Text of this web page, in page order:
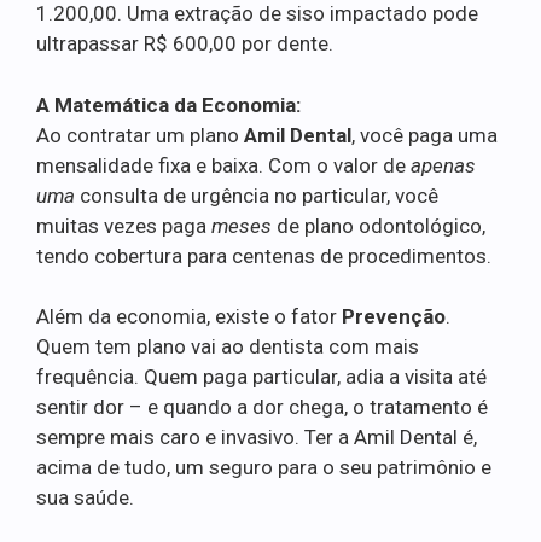
1.200,00. Uma extração de siso impactado pode
ultrapassar R$ 600,00 por dente.
A Matemática da Economia:
Ao contratar um plano Amil Dental, você paga uma
mensalidade fixa e baixa. Com o valor de apenas
uma consulta de urgência no particular, você
muitas vezes paga meses de plano odontológico,
tendo cobertura para centenas de procedimentos.
Além da economia, existe o fator Prevenção.
Quem tem plano vai ao dentista com mais
frequência. Quem paga particular, adia a visita até
sentir dor – e quando a dor chega, o tratamento é
sempre mais caro e invasivo. Ter a Amil Dental é,
acima de tudo, um seguro para o seu patrimônio e
sua saúde.